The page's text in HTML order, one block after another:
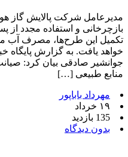
مدیرعامل شرکت پالایش گاز
بازچرخانی و استفاده مجدد از
خواهد یافت. به گزارش پایگاه
جوانشیر صادقی بیان کرد:
منابع طبیعی […]
مهرداد باباپور
۱۹ خرداد
135 بازدید
بدون دیدگاه